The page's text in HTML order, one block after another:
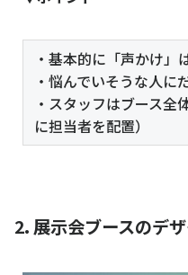
・基本的に「声かけ」
・悩んでいそうな人に
・スタッフはブース全
に担当者を配置）
2. 展示会ブースのデ